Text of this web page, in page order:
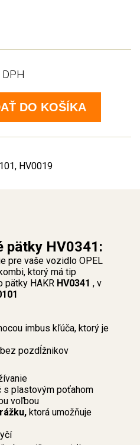
DO KOŠÍKA
HV0019
pätky HV0341:
pre vaše vozidlo OPEL
ktorý má tip
pätky HAKR HV0341 , v
imbus kľúča, ktorý je
pozdĺžnikov
s plastovým poťahom
voľbou
ktorá umožňuje